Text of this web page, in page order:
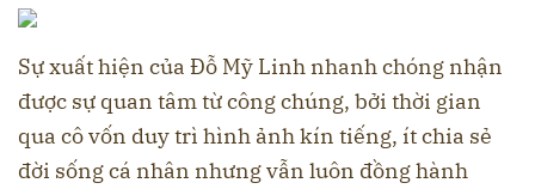
Sự xuất hiện của Đỗ Mỹ Linh nhanh chóng nhận
được sự quan tâm từ công chúng, bởi thời gian
qua cô vốn duy trì hình ảnh kín tiếng, ít chia sẻ
đời sống cá nhân nhưng vẫn luôn đồng hành